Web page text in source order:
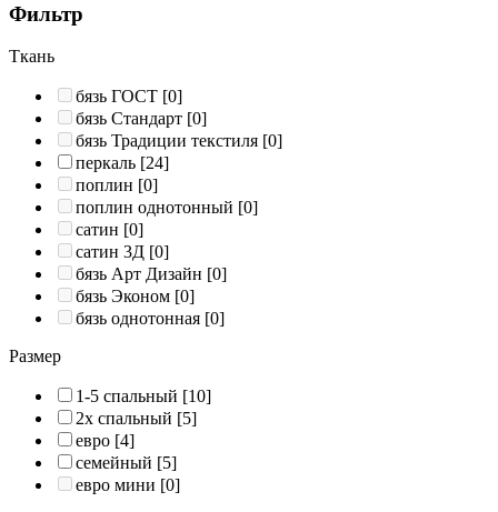
Фильтр
Ткань
бязь ГОСТ [0]
бязь Стандарт [0]
бязь Традиции текстиля [0]
перкаль [24]
поплин [0]
поплин однотонный [0]
сатин [0]
сатин 3Д [0]
бязь Арт Дизайн [0]
бязь Эконом [0]
бязь однотонная [0]
Размер
1-5 спальный [10]
2х спальный [5]
евро [4]
семейный [5]
евро мини [0]